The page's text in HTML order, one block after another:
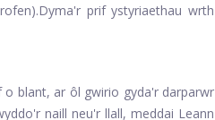
Dyma'r prif ystyriaethau wrth
blant, ar ôl gwirio gyda'r darparwr
naill neu'r llall, meddai Leann